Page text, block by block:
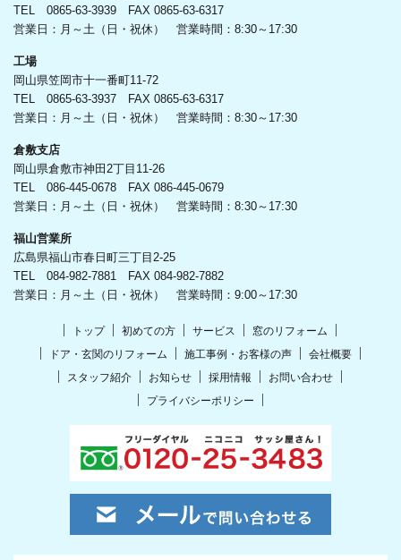
TEL 0865-63-3939 FAX 0865-63-6317
営業日：月～土（日・祝休） 営業時間：8:30～17:30
工場
岡山県笠岡市十一番町11-72
TEL 0865-63-3937 FAX 0865-63-6317
営業日：月～土（日・祝休） 営業時間：8:30～17:30
倉敷支店
岡山県倉敷市神田2丁目11-26
TEL 086-445-0678 FAX 086-445-0679
営業日：月～土（日・祝休） 営業時間：8:30～17:30
福山営業所
広島県福山市春日町三丁目2-25
TEL 084-982-7881 FAX 084-982-7882
営業日：月～土（日・祝休） 営業時間：9:00～17:30
トップ 初めての方 サービス 窓のリフォーム
ドア・玄関のリフォーム 施工事例・お客様の声 会社概要
スタッフ紹介 お知らせ 採用情報 お問い合わせ
プライバシーポリシー